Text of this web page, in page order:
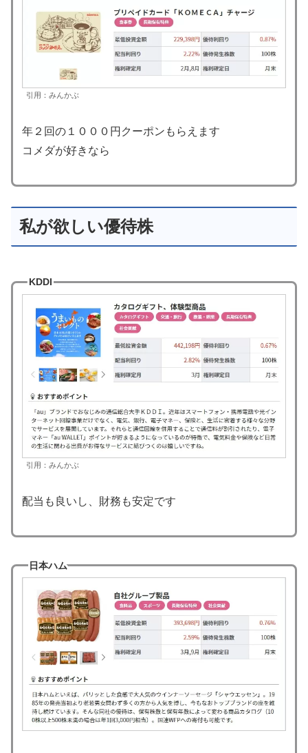
引用：みんかぶ
年２回の１０００円クーポンもらえます
コメダが好きなら
私が欲しい優待株
KDDI
引用：みんかぶ
配当も良いし、財務も安定です
日本ハム